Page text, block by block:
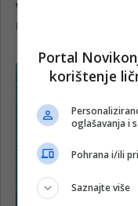
Portal
korištenje
oglašavanja i
Pohrana i/ili
Saznajte više